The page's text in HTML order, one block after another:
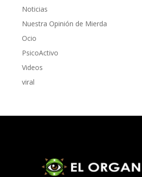
Noticias
Nuestra Opinión de Mierda
Ocio
PsicoActivo
Videos
viral